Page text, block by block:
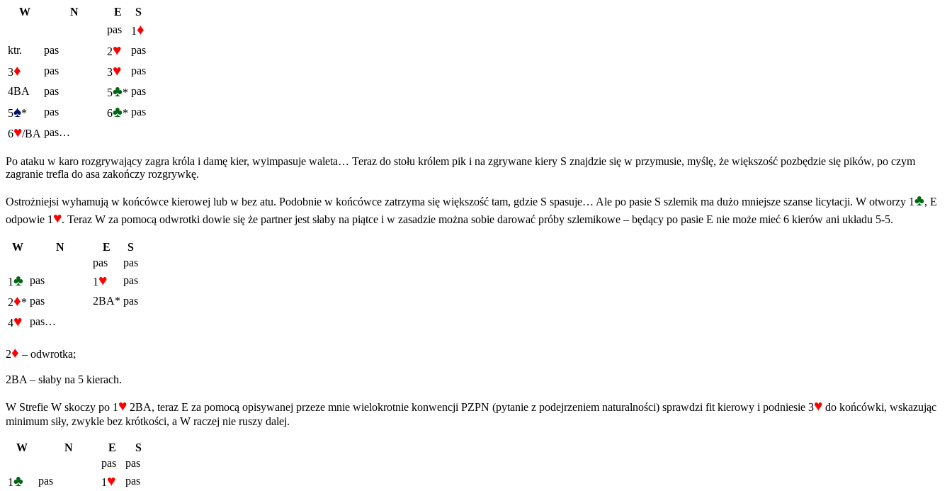
W N E
S
pas
1♦
ktr. pas 2♥
pas
3♦ pas 3♥
pas
4BA
pas 5♣* pas
5♠* pas 6♣* pas
6♥/BA pas…
Po ataku w karo rozgrywający zagra króla i damę kier, wyimpasuje waleta… Teraz do stołu królem pik i na zgrywane kiery S znajdzie się w przymusie, myślę, że większość pozbędzie się pików, po czym
zagranie trefla do asa zakończy rozgrywkę.
Ostrożniejsi wyhamują w końcówce kierowej lub w bez atu. Podobnie w końcówce zatrzyma się większość tam, gdzie S spasuje… Ale po pasie S szlemik ma dużo mniejsze szanse licytacji. W otworzy 1♣, E
odpowie 1 ♥. Teraz W za pomocą odwrotki dowie się że partner jest słaby na piątce i w zasadzie można sobie darować próby szlemikowe – będący po pasie E nie może mieć 6 kierów ani układu 5-5.
W N E
S
pas
pas
1♣ pas 1 ♥
pas
2♦* pas 2BA* pas
4♥ pas…
2♦ – odwrotka;
2BA – słaby na 5 kierach.
W Strefie W skoczy po 1 ♥ 2BA, teraz E za pomocą opisywanej przeze mnie wielokrotnie konwencji PZPN (pytanie z podejrzeniem naturalności) sprawdzi fit kierowy i podniesie 3♥ do końcówki, wskazując
minimum siły, zwykle bez krótkości, a W raczej nie ruszy dalej.
W N E
S
pas
pas
1♣ pas 1 ♥
pas